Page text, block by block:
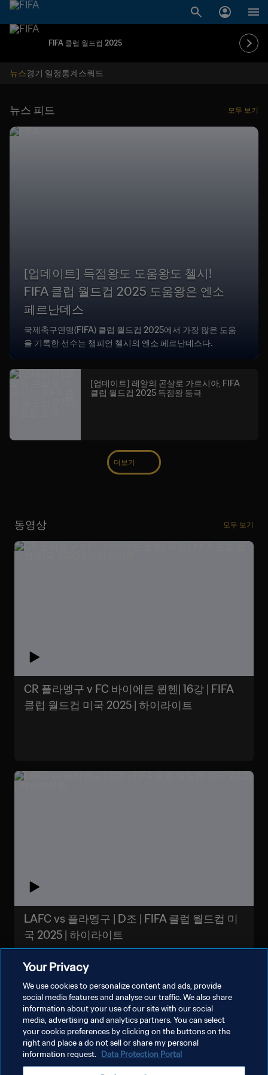
FIFA 클럽 월드컵 2025
뉴스경기 일정통계스쿼드
뉴스 피드 모두 보기
[업데이트] 득점왕도 도움왕도 첼시!
FIFA 클럽 월드컵 2025 도움왕은 엔소
페르난데스
국제축구연맹(FIFA) 클럽 월드컵 2025에서 가장 많은 도움
을 기록한 선수는 챔피언 첼시의 엔소 페르난데스다.
[업데이트] 레알의 곤살로 가르시아, FIFA
클럽 월드컵 2025 득점왕 등극
더보기
동영상 모두 보기
CR 플라멩구 v FC 바이에른 뮌헨| 16강 | FIFA
클럽 월드컵 미국 2025 | 하이라이트
LAFC vs 플라멩구 | D조 | FIFA 클럽 월드컵 미
국 2025 | 하이라이트
더보기
Your Privacy
We use cookies to personalize content and ads, provide
social media features and analyse our traffic. We also share
information about your use of our site with our social
media, advertising and analytics partners. You can select
your cookie preferences by clicking on the buttons on the
right and place a do not sell or share my personal
information request. Data Protection Portal